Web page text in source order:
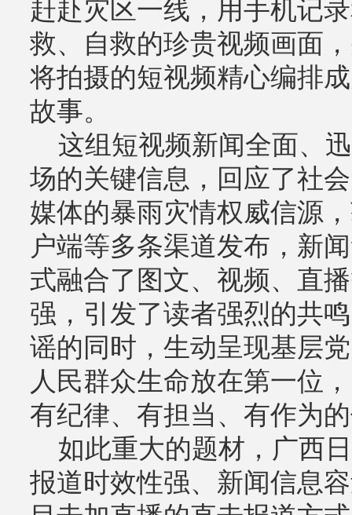
赶赴灾区一线，用手机记
救、自救的珍贵视频画面
将拍摄的短视频精心编排
故事。
这组短视频新闻全面、
场的关键信息，回应了社
媒体的暴雨灾情权威信源
户端等多条渠道发布，新
式融合了图文、视频、直
强，引发了读者强烈的共
谣的同时，生动呈现基层
人民群众生命放在第一位
有纪律、有担当、有作为
如此重大的题材，广西
报道时效性强、新闻信息